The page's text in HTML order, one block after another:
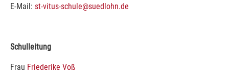
E-Mail: st-vitus-schule@suedlohn.de
Schulleitung
Frau Friederike Voß